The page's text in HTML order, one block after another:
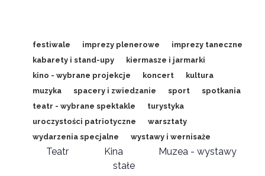
festiwale imprezy plenerowe
imprezy taneczne
kabarety i stand-upy
kiermasze i jarmarki
kino - wybrane projekcje
koncert
kultura
muzyka
spacery i zwiedzanie sport
spotkania
teatr - wybrane spektakle
turystyka
uroczystości patriotyczne
warsztaty
wydarzenia specjalne
wystawy i wernisaże
Teatr Kina
Muzea - wystawy
stałe